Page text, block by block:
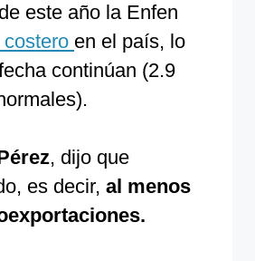
este año la Enfen
en el país, lo
continúan (2.9
, dijo que
es decir, al menos